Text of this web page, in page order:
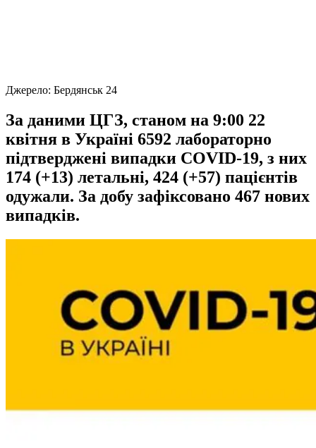
Джерело: Бердянськ 24
За даними ЦГЗ, станом на 9:00 22
квітня в Україні 6592 лабораторно
підтверджені випадки COVID-19, з них
174 (+13) летальні, 424 (+57) пацієнтів
одужали. За добу зафіксовано 467 нових
випадків.